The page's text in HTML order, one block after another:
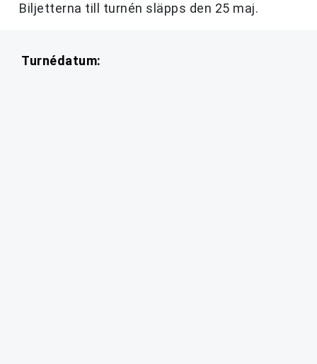
Biljetterna till turnén släpps den 25 maj.
Turnédatum: